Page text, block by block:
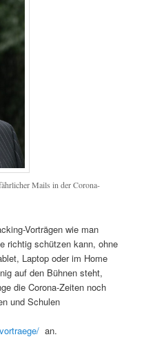
Mails in der Corona-
Vorträgen wie man
richtig schützen kann, ohne
Laptop oder im Home
auf den Bühnen steht,
die Corona-Zeiten noch
und Schulen
an.